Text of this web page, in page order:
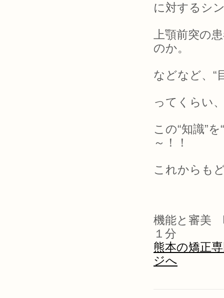
に対するシ
上顎前突の
のか。
などなど、“
ってくらい
この“知識”
～！！
これからも
機能と審美
１分
熊本の矯正
ジへ